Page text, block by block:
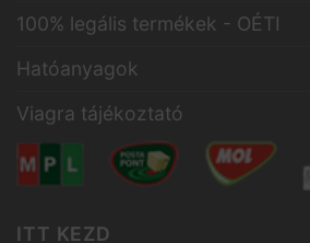
100% legális termékek - OÉTI
Hatóanyagok
Viagra tájékoztató
ITT KEZD